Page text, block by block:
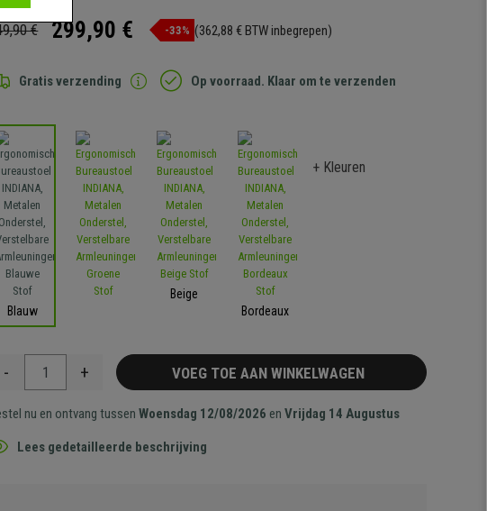
€ 299,90 € -33% (362,88 € BTW inbegrepen)
Gratis verzending Op voorraad. Klaar om te verzenden
Blauw
Beige
Bordeaux
+ Kleuren
- + VOEG TOE AAN WINKELWAGEN
nu en ontvang tussenWoensdag 12/08/2026 enVrijdag 14 Augustus
Lees gedetailleerde beschrijving